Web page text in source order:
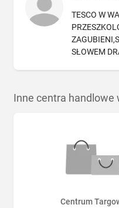
TESCO W
SŁOWEM
Inne centra handlowe
Centrum